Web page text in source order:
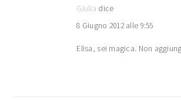
Giulia dice
8 Giugno 2012 alle 9:55
Elisa, sei magica. Non